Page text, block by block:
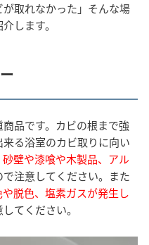
が取れなかった」そんな場
します。
品です。カビの根まで強
る浴室のカビ取りに向い
砂壁や漆喰や木製品、アル
で注意してください。また
や脱色、塩素ガスが発生し
てください。